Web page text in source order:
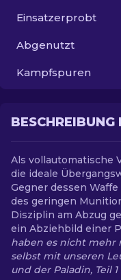
Einsatzerprobt
Abgenutzt
Kampfspuren
BESCHREIBUNG
Als vollautomatische
die ideale
Gegner dessen
des geringen
Disziplin am Abzug
ein Abziehbild einer
haben es nicht mehr
selbst mit unseren
und der Paladin, Teil 1